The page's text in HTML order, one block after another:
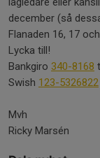
december (så
Flanaden 16, 17
Lycka till!
Bankgiro 340-8168
Swish 123-5326822
Mvh
Ricky Marsén